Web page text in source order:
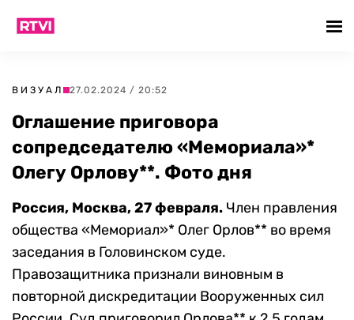
ВИЗУАЛ 27.02.2024 / 20:52
Оглашение приговора
сопредседателю «Мемориала»*
Олегу Орлову**. Фото дня
Россия, Москва, 27 февраля. Член правления
общества «Мемориал»* Олег Орлов** во время
заседания в Головинском суде.
Правозащитника признали виновным в
повторной дискредитации Вооруженных сил